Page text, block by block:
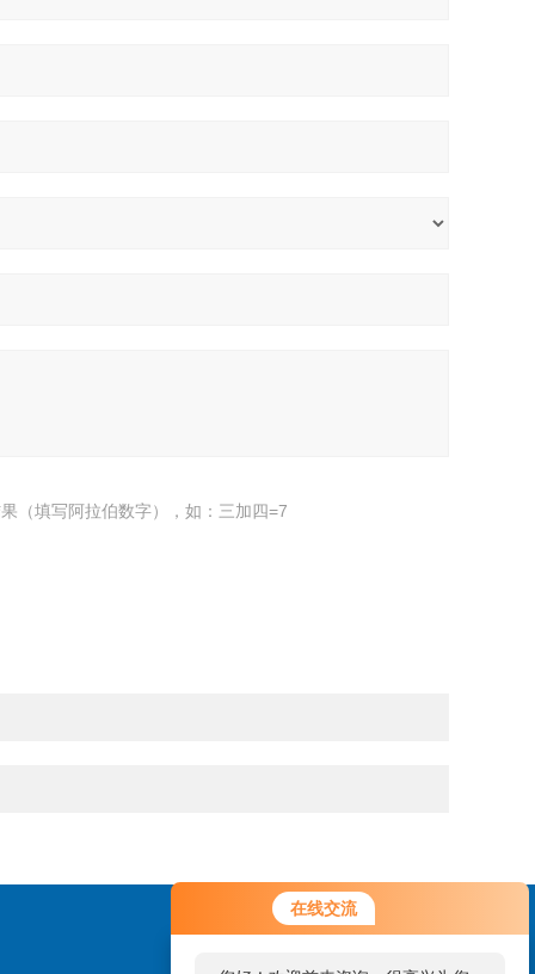
在线交流
（填写阿拉伯数字），如：三加四=7